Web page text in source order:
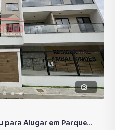
11
para Alugar em Parque